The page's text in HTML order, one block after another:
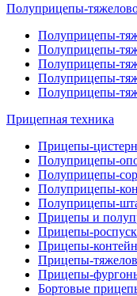
Полуприцепы-
Полуприцепы-
Полуприцепы-
Полуприцепы-
Полуприцепы-
Полуприцепы-
Прицепная техника
Прицепы-
Полуприцепы-
Полуприцепы-
Полуприцепы-
Полуприцепы-
Прицепы и
Прицепы-
Прицепы-
Прицепы-
Прицепы-
Бортовые